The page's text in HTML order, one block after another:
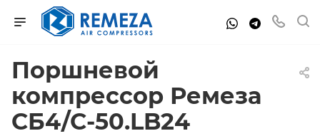
Поршневой
компрессор Ремеза
СБ4/С-50.LB24